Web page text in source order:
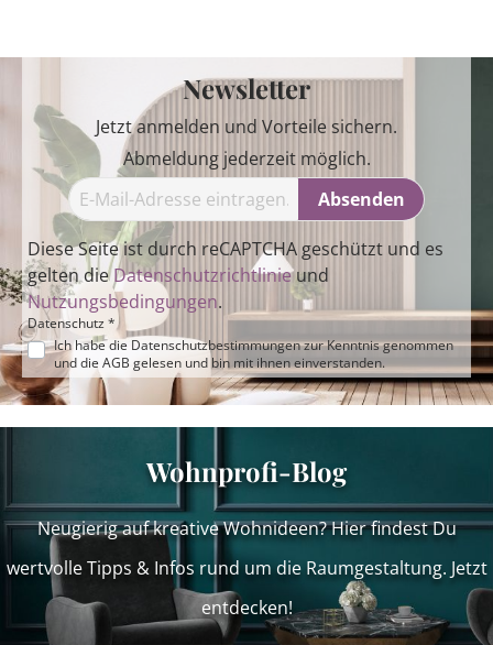
Newsletter
Jetzt anmelden und Vorteile sichern.
Abmeldung jederzeit möglich.
Absenden
Diese Seite ist durch reCAPTCHA geschützt und es
gelten dieDatenschutzrichtlinieund
Nutzungsbedingungen.
Datenschutz *
Ich habe die Datenschutzbestimmungenzur Kenntnis genommen
und die AGB gelesen und bin mit ihnen einverstanden.
Wohnprofi-Blog
Neugierig auf kreative Wohnideen? Hier findest Du
wertvolle Tipps & Infos rund um die Raumgestaltung. Jetzt
entdecken!